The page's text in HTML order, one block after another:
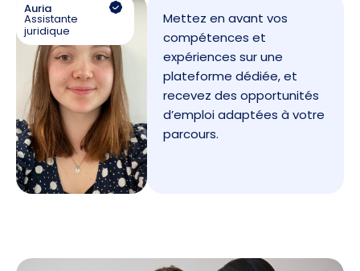
Auria
Assistante
juridique
Mettez en avant vos
compétences et
expériences sur une
plateforme dédiée, et
recevez des opportunités
d’emploi adaptées à votre
parcours.